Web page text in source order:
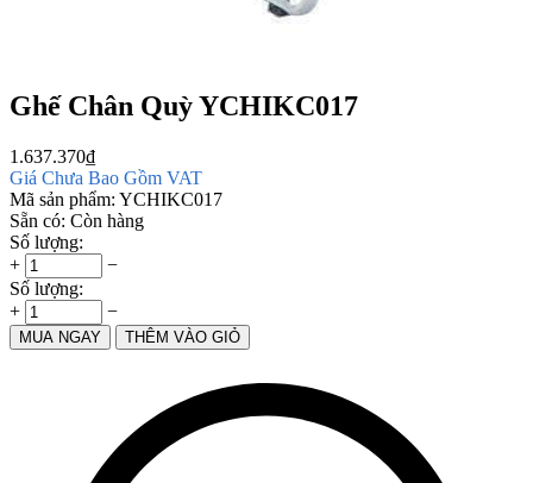
Ghế Chân Quỳ YCHIKC017
1.637.370₫
Giá Chưa Bao Gồm VAT
Mã sản phẩm: YCHIKC017
Sẵn có: Còn hàng
Số lượng:
+
−
Số lượng:
+
−
MUA NGAY THÊM VÀO GIỎ